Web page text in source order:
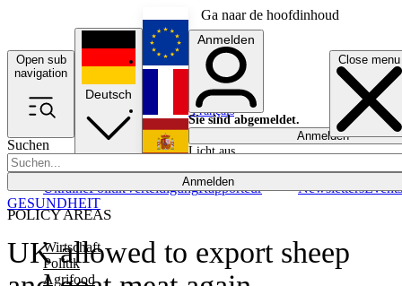
Ga naar de hoofdinhoud
Open sub
navigation
Close menu
Suchen
Anmelden
POLICY AREAS
Wirtschaft
Politik
Agrifood
UkrainePolitikVerteidigungRapporteur NewslettersEvents
Deutsch
English
Français
Anmelden
Sie sind abgemeldet.
Anmelden
Licht aus
UK allowed to export sheep
GESUNDHEIT